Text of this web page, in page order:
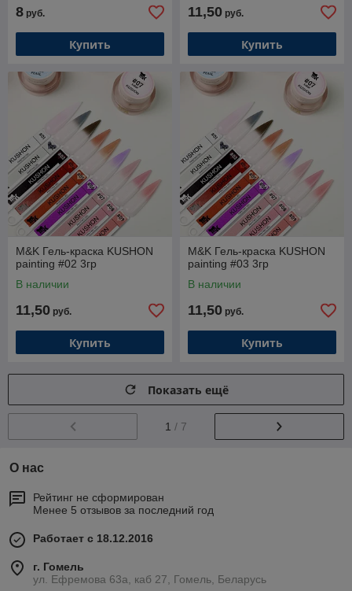
8 руб.
Купить
11,50 руб.
Купить
M&K Гель-краска KUSHON
painting #02 3гр
В наличии
11,50 руб.
Купить
M&K Гель-краска KUSHON
painting #03 3гр
В наличии
11,50 руб.
Купить
Показать ещё
1 / 7
О нас
Рейтинг не сформирован
Менее 5 отзывов за последний год
Работает с 18.12.2016
г. Гомель
ул. Ефремова 63а, каб 27, Гомель, Беларусь